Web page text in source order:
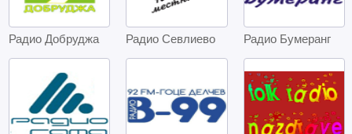
Радио Добруджа Радио Севлиево Радио Бумеранг